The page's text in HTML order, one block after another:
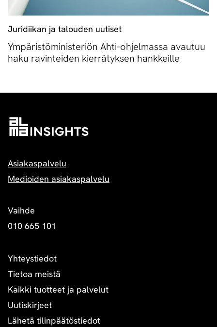
Juridiikan ja talouden uutiset
Ympäristöministeriön Ahti-ohjelmassa avautuu
haku ravinteiden kierrätyksen hankkeille
Asiakaspalvelu
Medioiden asiakaspalvelu
Vaihde
010 665 101
Yhteystiedot
Tietoa meistä
Kaikki tuotteet ja palvelut
Uutiskirjeet
Lähetä tilinpäätöstiedot